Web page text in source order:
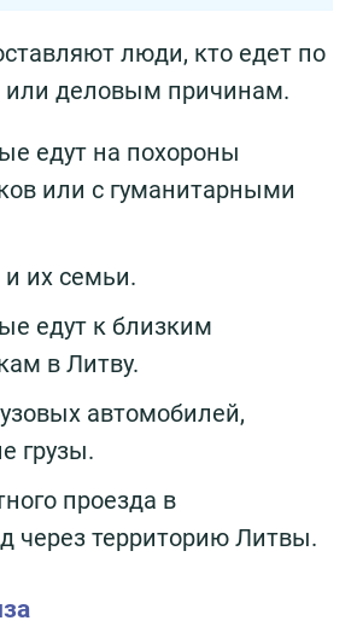
люди, кто едет по
деловым причинам.
едут на похороны
или с гуманитарными
их семьи.
едут к близким
в Литву.
автомобилей,
грузы.
проезда в
через территорию Литвы.